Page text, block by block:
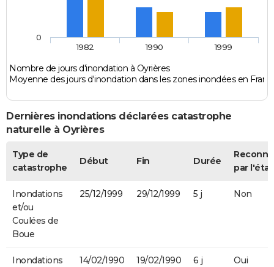
Nombre de jours d'inondation à Oyrières
Moyenne des jours d'inondation dans les zones inondées en
1982 1990 1999
0
Dernières inondations déclarées catastrophe
naturelle à Oyrières
Type de
catastrophe
Début Fin Durée
par l'état
Inondations
et/ou
Coulées de
Boue
25/12/1999 29/12/1999 5 j Non
Inondations
14/02/1990 19/02/1990 6 j Oui